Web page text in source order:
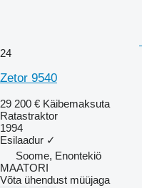
24
Zetor 9540
29 200 € Käibemaksuta
Ratastraktor
1994
Esilaadur ✓
Soome, Enontekiö
MAATORI
Võta ühendust müüjaga